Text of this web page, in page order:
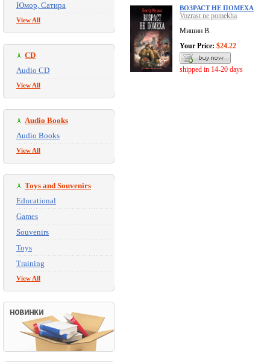
Юмор, Сатира
View All
CD
Audio CD
View All
Audio Books
Audio Books
View All
Toys and Souvenirs
Educational
Games
Souvenirs
Toys
Training
View All
ВОЗРАСТ НЕ ПОМЕХА
Vozrast ne pomekha
Мишин В.
Your Price: $24.22
shipped in 14-20 days